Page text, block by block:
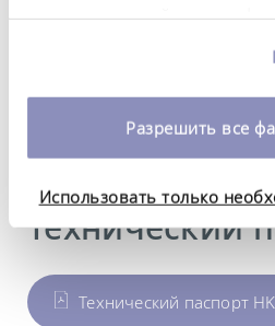
предоставленной вами
использовании вами их
изменить или отозвать свое
время. Более подробную
можете найти в нашей
Разрешить все
Использовать только
Материал
Технический
Технический паспорт